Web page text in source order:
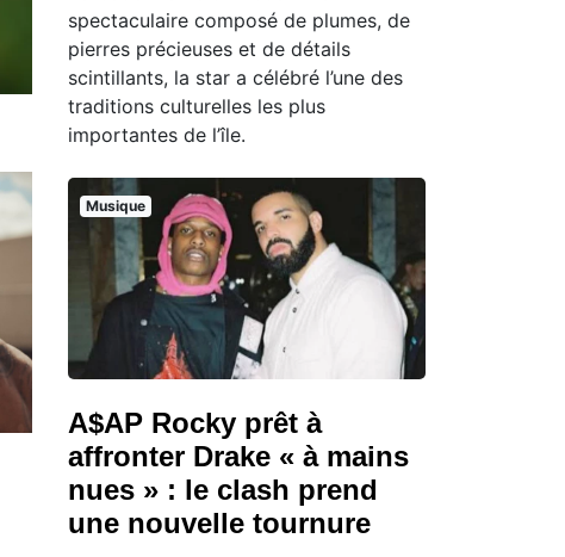
spectaculaire composé de plumes, de
pierres précieuses et de détails
scintillants, la star a célébré l’une des
traditions culturelles les plus
importantes de l’île.
Musique
A$AP Rocky prêt à
affronter Drake « à mains
nues » : le clash prend
une nouvelle tournure